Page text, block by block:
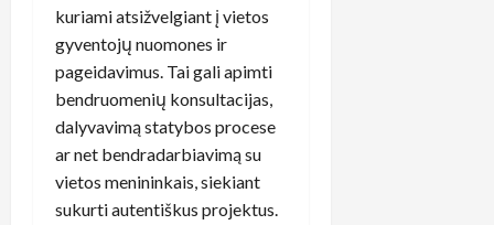
kuriami atsižvelgiant į vietos
gyventojų nuomones ir
pageidavimus. Tai gali apimti
bendruomenių konsultacijas,
dalyvavimą statybos procese
ar net bendradarbiavimą su
vietos menininkais, siekiant
sukurti autentiškus projektus.